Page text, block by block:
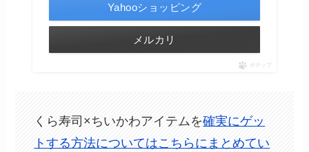
Yahooショッピング
メルカリ
ポチップ
くら寿司×ちいかわアイテムを確実にゲッ
トする方法についてはこちらにまとめてい